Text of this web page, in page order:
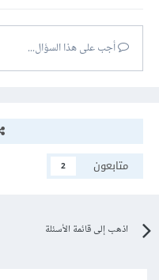
أجب على هذا السؤال...
متابعون
2
اذهب إلى قائمة الأسئلة